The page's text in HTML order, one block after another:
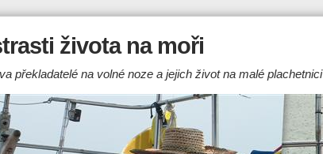
života na moři
překladatelé na volné noze a jejich život na malé plachetnici